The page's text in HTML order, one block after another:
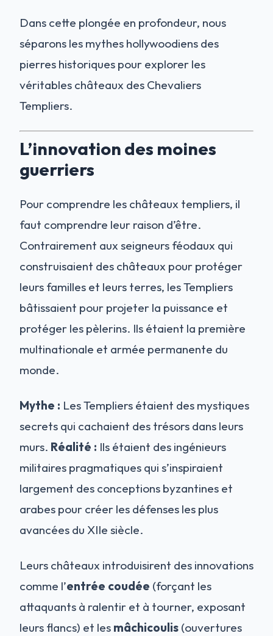
Dans cette plongée en profondeur, nous
séparons les mythes hollywoodiens des
pierres historiques pour explorer les
véritables châteaux des Chevaliers
Templiers.
L’innovation des moines
guerriers
Pour comprendre les châteaux templiers, il
faut comprendre leur raison d’être.
Contrairement aux seigneurs féodaux qui
construisaient des châteaux pour protéger
leurs familles et leurs terres, les Templiers
bâtissaient pour projeter la puissance et
protéger les pèlerins. Ils étaient la première
multinationale et armée permanente du
monde.
Mythe : Les Templiers étaient des mystiques
secrets qui cachaient des trésors dans leurs
murs. Réalité : Ils étaient des ingénieurs
militaires pragmatiques qui s’inspiraient
largement des conceptions byzantines et
arabes pour créer les défenses les plus
avancées du XIIe siècle.
Leurs châteaux introduisirent des innovations
comme l’entrée coudée (forçant les
attaquants à ralentir et à tourner, exposant
leurs flancs) et les mâchicoulis (ouvertures